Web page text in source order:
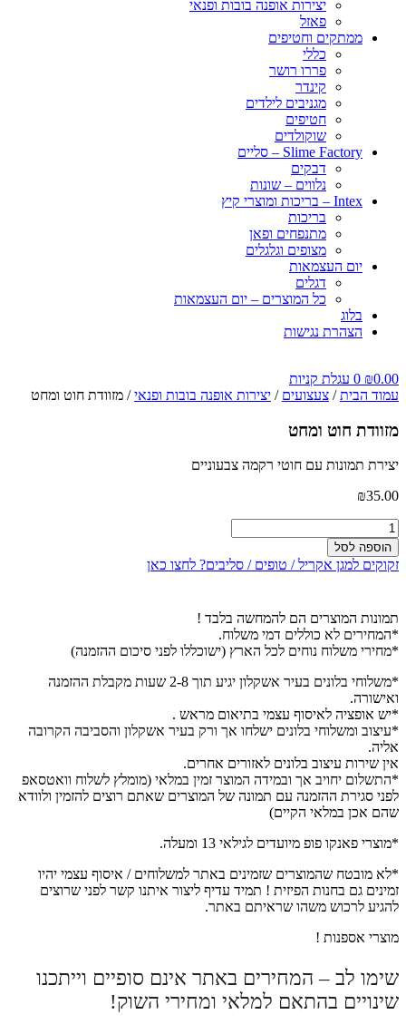
יצירות אופנה בובות ופנאי
פאזל
ממתקים וחטיפים
כללי
פררו רושר
קינדר
מגניבים לילדים
חטיפים
שוקולדים
Slime Factory – סליים
דבקים
נלווים – שונות
Intex – בריכות ומוצרי קיץ
בריכות
מתנפחים ופאן
מצופים וגלגלים
יום העצמאות
דגלים
כל המוצרים – יום העצמאות
בלוג
הצהרת נגישות
₪0.00
0 עגלת קניות
עמוד הבית/ צעצועים / יצירות אופנה בובות ופנאי/ מזוודת חוט ומחט
מזוודת חוט ומחט
יצירת תמונות עם חוטי רקמה צבעוניים
₪35.00
כמות
של
מזוודת
חוט
הוספה לסל
זקוקים למגן אקריל / טופים / סליבים? לחצו כאן
תמונות המוצרים הם להמחשה בלבד !
*המחירים לא כוללים דמי משלוח.
*מחירי משלוח נוחים לכל הארץ (ישוכללו לפני סיכום ההזמנה)
*משלוחי בלונים בעיר אשקלון יגיע תוך 2-8 שעות מקבלת ההזמנה
ואישורה.
*יש אופציה לאיסוף עצמי בתיאום מראש .
*עיצוב ומשלוחי בלונים ישלחו אך ורק בעיר אשקלון והסביבה הקרובה
אליה.
אין שירות עיצוב בלונים לאזורים אחרים.
*התשלום יחויב אך ובמידה המוצר זמין במלאי (מומלץ לשלוח וואטסאפ
לפני סגירת ההזמנה עם תמונה של המוצרים שאתם רוצים להזמין ולוודא
שהם אכן במלאי הקיים)
*מוצרי פאנקו פופ מיועדים לגילאי 13 ומעלה.
*לא מובטח שהמוצרים שזמינים באתר למשלוחים / איסוף עצמי יהיו
זמינים גם בחנות הפיזית ! תמיד עדיף ליצור איתנו קשר לפני שרוצים
להגיע לרכוש משהו שראיתם באתר.
מוצרי אספנות !
שימו לב – המחירים באתר אינם סופיים וייתכנו
שינויים בהתאם למלאי ומחירי השוק!